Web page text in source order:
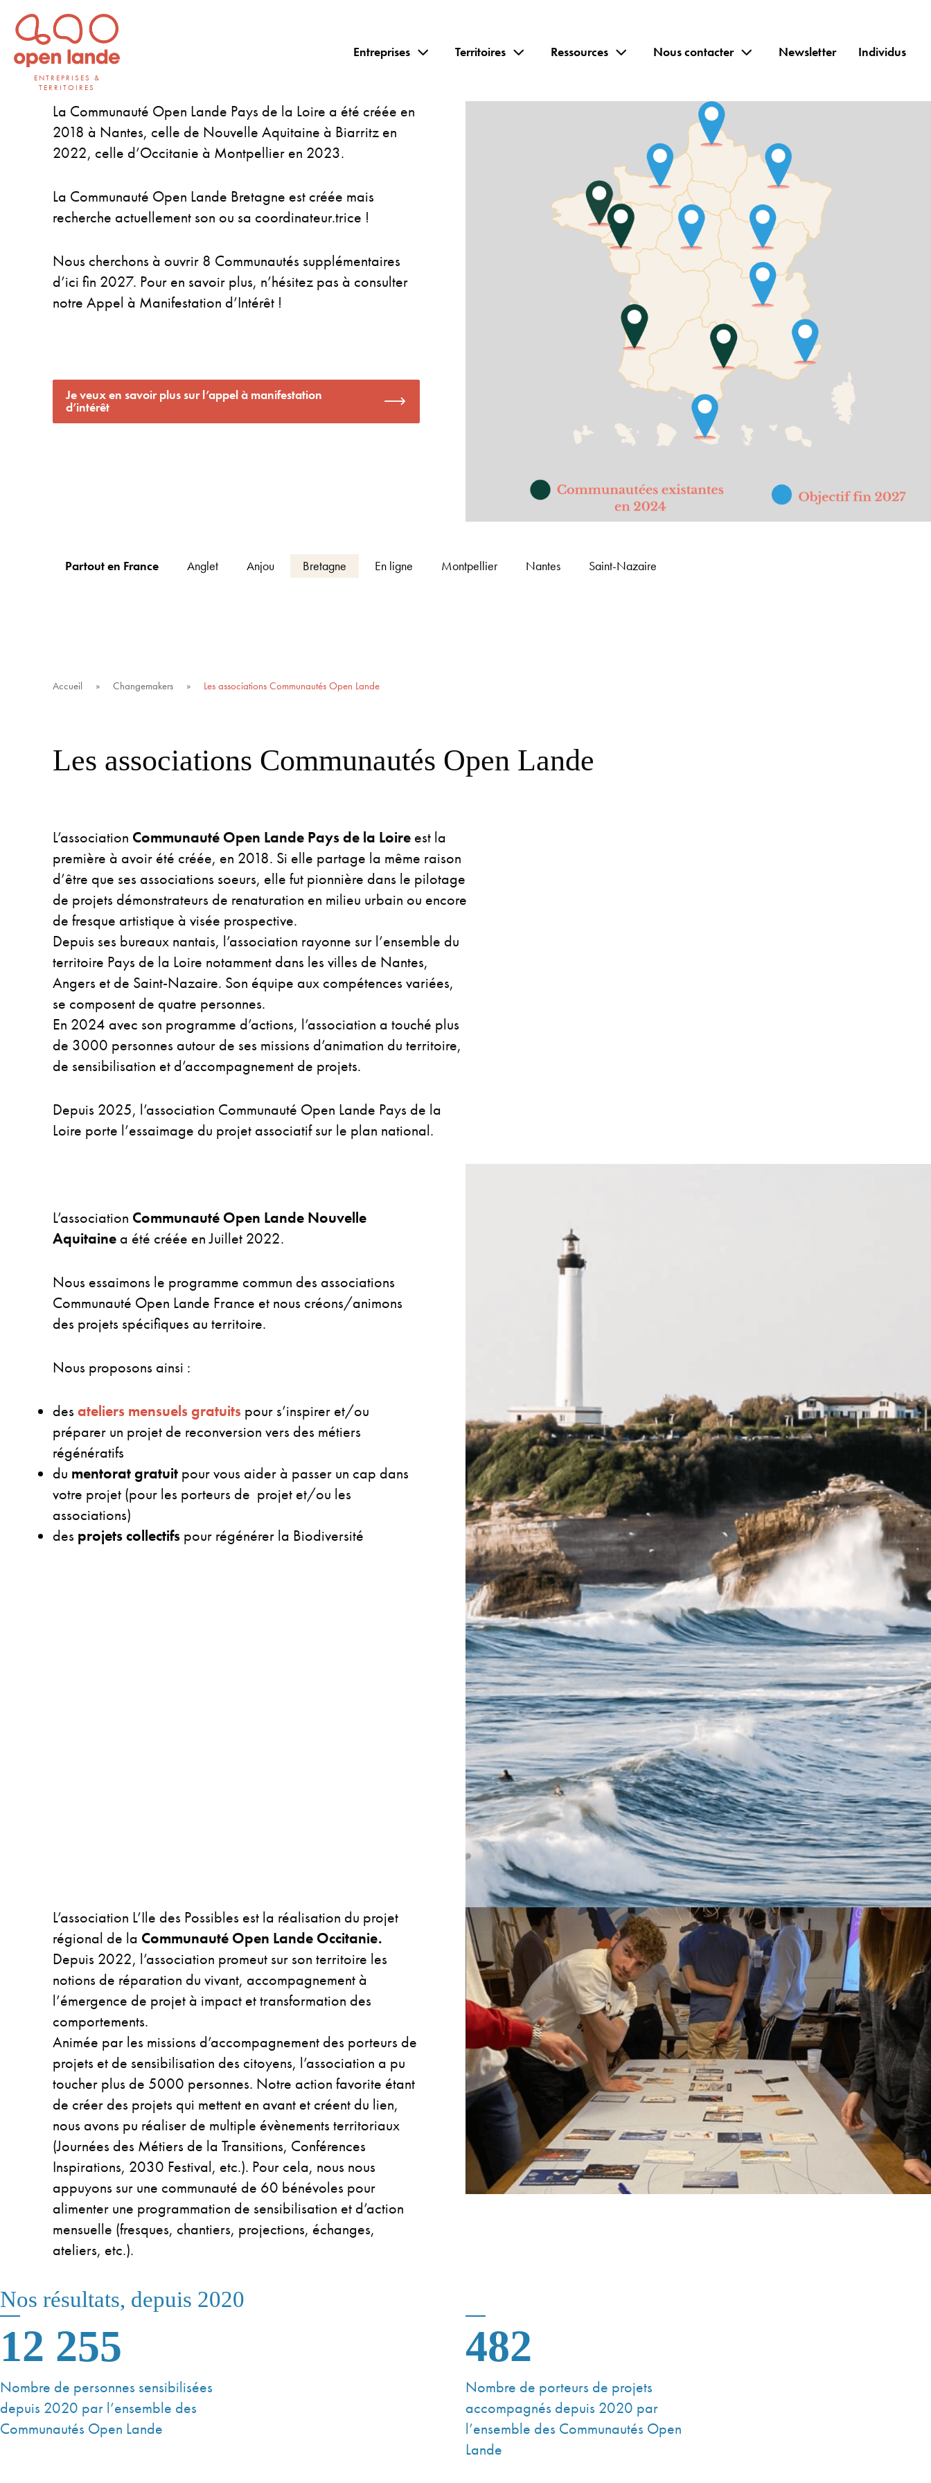
Aller
directement
au
contenuENTREPRISES &
TERRITOIRES
Open Lande
Entreprises & territoires
Entreprises Territoires Ressources Nous contacter Newsletter Individus
La Communauté Open Lande Pays de la Loire a été créée en
2018 à Nantes, celle de Nouvelle Aquitaine à Biarritz en
2022, celle d’Occitanie à Montpellier en 2023.
La Communauté Open Lande Bretagne est créée mais
recherche actuellement son ou sa coordinateur.trice !
Nous cherchons à ouvrir 8 Communautés supplémentaires
d’ici fin 2027. Pour en savoir plus, n’hésitez pas à consulter
notre Appel à Manifestation d’Intérêt !
Je veux en savoir plus sur l’appel à manifestation
d’intérêt
Partout en France Anglet Anjou Bretagne En ligne Montpellier Nantes Saint-Nazaire
Accueil » Changemakers » Les associations Communautés Open Lande
Les associations Communautés Open Lande
L’association Communauté Open Lande Pays de la Loire est la
première à avoir été créée, en 2018. Si elle partage la même raison
d’être que ses associations soeurs, elle fut pionnière dans le pilotage
de projets démonstrateurs de renaturation en milieu urbain ou encore
de fresque artistique à visée prospective.
Depuis ses bureaux nantais, l’association rayonne sur l’ensemble du
territoire Pays de la Loire notamment dans les villes de Nantes,
Angers et de Saint-Nazaire. Son équipe aux compétences variées,
se composent de quatre personnes.
En 2024 avec son programme d’actions, l’association a touché plus
de 3000 personnes autour de ses missions d’animation du territoire,
de sensibilisation et d’accompagnement de projets.
Depuis 2025, l’association Communauté Open Lande Pays de la
Loire porte l’essaimage du projet associatif sur le plan national.
L’association Communauté Open Lande Nouvelle
Aquitaine a été créée en Juillet 2022.
Nous essaimons le programme commun des associations
Communauté Open Lande France et nous créons/animons
des projets spécifiques au territoire.
Nous proposons ainsi :
des ateliers mensuels gratuits pour s’inspirer et/ou
préparer un projet de reconversion vers des métiers
régénératifs
du mentoratgratuit pour vous aider à passer un cap dans
votre projet (pour les porteurs de projet et/ou les
associations)
des projets collectifs pour régénérer la Biodiversité
L’association L’Ile des Possibles est la réalisation du projet
régional de la Communauté Open Lande Occitanie.
Depuis 2022, l’association promeut sur son territoire les
notions de réparation du vivant, accompagnement à
l’émergence de projet à impact et transformation des
comportements.
Animée par les missions d’accompagnement des porteurs de
projets et de sensibilisation des citoyens, l’association a pu
toucher plus de 5000 personnes. Notre action favorite étant
de créer des projets qui mettent en avant et créent du lien,
nous avons pu réaliser de multiple évènements territoriaux
(Journées des Métiers de la Transitions, Conférences
Inspirations, 2030 Festival, etc.). Pour cela, nous nous
appuyons sur une communauté de 60 bénévoles pour
alimenter une programmation de sensibilisation et d’action
mensuelle (fresques, chantiers, projections, échanges,
ateliers, etc.).
Nos résultats, depuis 2020
12 255
Nombre de personnes sensibilisées
depuis 2020 par l’ensemble des
Communautés Open Lande
482
Nombre de porteurs de projets
accompagnés depuis 2020 par
l’ensemble des Communautés Open
Lande